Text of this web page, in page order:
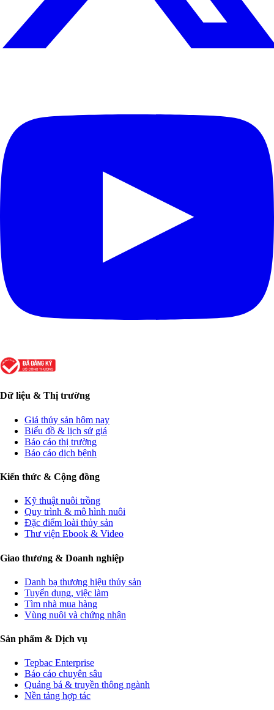
Dữ liệu & Thị trường
Giá thủy sản hôm nay
Biểu đồ & lịch sử giá
Báo cáo thị trường
Báo cáo dịch bệnh
Kiến thức & Cộng đồng
Kỹ thuật nuôi trồng
Quy trình & mô hình nuôi
Đặc điểm loài thủy sản
Thư viện Ebook & Video
Giao thương & Doanh nghiệp
Danh bạ thương hiệu thủy sản
Tuyển dụng, việc làm
Tìm nhà mua hàng
Vùng nuôi và chứng nhận
Sản phẩm & Dịch vụ
Tepbac Enterprise
Báo cáo chuyên sâu
Quảng bá & truyền thông ngành
Nền tảng hợp tác